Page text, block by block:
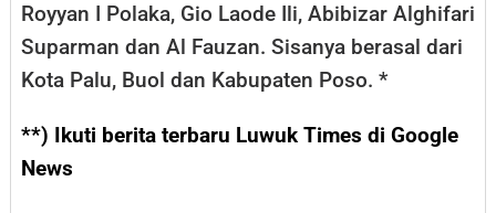
Royyan I Polaka, Gio Laode Ili, Abibizar Alghifari
Suparman dan Al Fauzan. Sisanya berasal dari
Kota Palu, Buol dan Kabupaten Poso. *
**) Ikuti berita terbaru Luwuk Times di Google
News